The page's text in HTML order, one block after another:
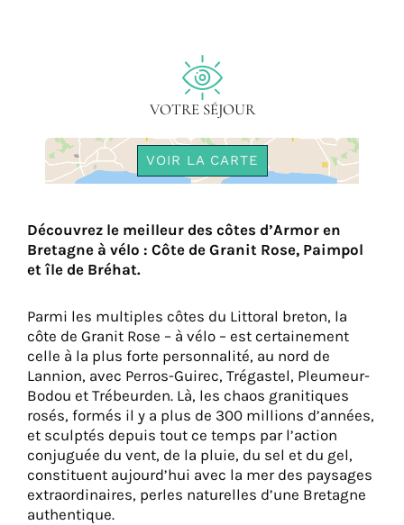
VOTRE SÉJOUR
VOIR LA CARTE
Découvrez le meilleur des côtes d’Armor en
Bretagne à vélo : Côte de Granit Rose, Paimpol
et île de Bréhat.
Parmi les multiples côtes du Littoral breton, la
côte de Granit Rose – à vélo – est certainement
celle à la plus forte personnalité, au nord de
Lannion, avec Perros-Guirec, Trégastel, Pleumeur-
Bodou et Trébeurden. Là, les chaos granitiques
rosés, formés il y a plus de 300 millions d’années,
et sculptés depuis tout ce temps par l’action
conjuguée du vent, de la pluie, du sel et du gel,
constituent aujourd’hui avec la mer des paysages
extraordinaires, perles naturelles d’une Bretagne
authentique.